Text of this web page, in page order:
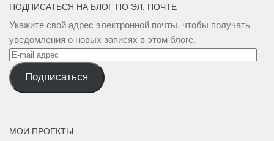
ПОДПИСАТЬСЯ НА БЛОГ ПО ЭЛ. ПОЧТЕ
Укажите свой адрес электронной почты, чтобы получать
уведомления о новых записях в этом блоге.
E-
mail
адрес
Подписаться
МОИ ПРОЕКТЫ